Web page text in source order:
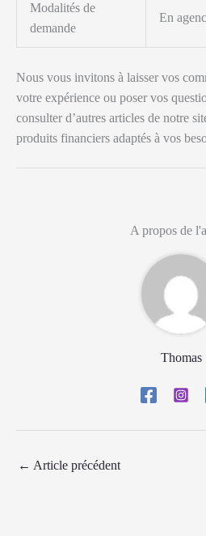
Modalités de
demande
En
Nous vous invitons à laisser vos
votre expérience ou poser vos
consulter d’autres articles de notre
produits financiers adaptés à vos
A propos de
Thomas
← Article précédent